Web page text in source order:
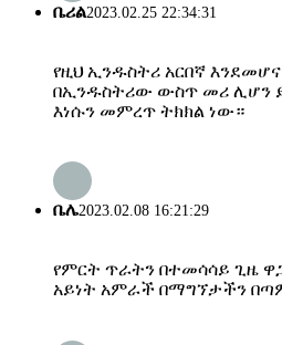
ቤሪል2023.02.25 22:34:31
የዚህ ኢንዱስትሪ አርበኛ
በኢንዱስትሪው ውስጥ መሪ ሊሆን
እነሱን መምረጥ ትክክል ነው።
ቤሌ2023.02.08 16:21:29
የምርት ጥራትን በተመሳሳይ ጊዜ
አይነት አምራች በማግኘታችን